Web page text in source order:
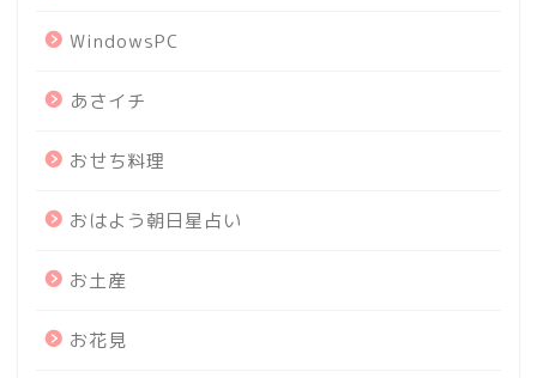
WindowsPC
あさイチ
おせち料理
おはよう朝日星占い
お土産
お花見